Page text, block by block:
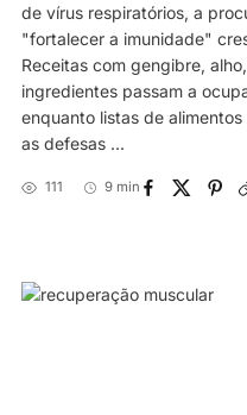
de vírus respiratórios, a
"fortalecer a imunidade"
Receitas com gengibre,
ingredientes passam a
enquanto listas de
as defesas ...
111 9 min